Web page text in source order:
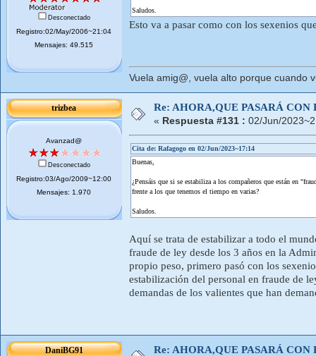
Desconectado
Registro:02/May/2006~21:04
Mensajes: 49.515
Saludos.
Esto va a pasar como con los sexenios
Vuela amig@, vuela alto porque cuando
trizbea
Avanzad@
Desconectado
Registro:03/Ago/2009~12:00
Mensajes: 1.970
Re: AHORA,QUE PASARÁ
« Respuesta #131 : 02/Jun/
Cita de: Rafagogo en 02/Jun/2023~17:14
Buenas,
¿Pensáis que si se estabiliza a los compañeros que están en
frente a los que tenemos el tiempo en varias?
Saludos.
Aquí se trata de estabilizar a todo el
fraude de ley desde los 3 años en la
propio peso, primero pasó con los
estabilización del personal en fraude de
demandas de los valientes que han
DaniBG91 Re: AHORA,QUE PASARÁ